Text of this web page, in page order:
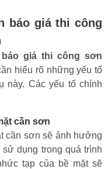
báo giá thi công
báo giá thi công sơn
hiểu rõ những yếu tố
này. Các yếu tố chính
cần sơn
cần sơn sẽ ảnh hưởng
dụng trong quá trình
tạp của bề mặt sẽ